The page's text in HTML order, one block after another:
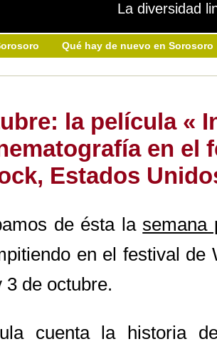
La diversidad
Qué hay de nuevo en Sorosoro
la película «
en el
Estados
de ésta lasemana
en el festival de
3 de octubre.
cuenta la historia